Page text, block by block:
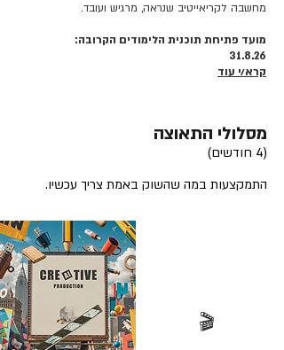
מחשבה לקריאייטיב שנראה, מרגיש ועובד.
מועד פתיחת תוכנית הלימודים הקרובה:
31.8.26
קרא/י עוד
מסלולי התאוצה
(4 חודשים)
התמקצעות במה שהשוק באמת צריך עכשיו.
🎬